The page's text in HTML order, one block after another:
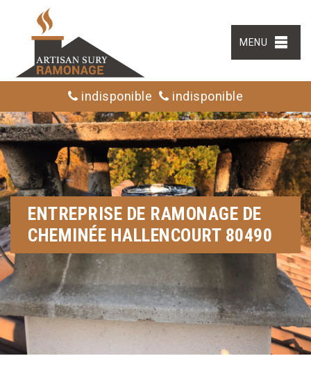
MENU
indisponible indisponible
ENTREPRISE DE RAMONAGE DE
CHEMINÉE HALLENCOURT 80490